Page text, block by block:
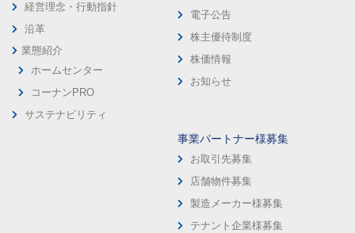
経営理念・行動指針
沿革
業態紹介
ホームセンター
コーナンPRO
サステナビリティ
電子公告
株主優待制度
株価情報
お知らせ
事業パートナー様募集
お取引先募集
店舗物件募集
製造メーカー様募集
テナント企業様募集